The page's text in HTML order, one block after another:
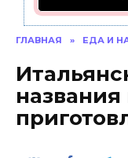
ГЛАВНАЯ » ЕДА И